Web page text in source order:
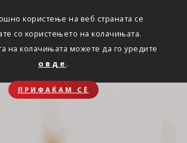
користење на веб страната се
со користењето на колачињата.
на колачињата можете да го уредите
овде .
ПРИФАЌАМ СЀ